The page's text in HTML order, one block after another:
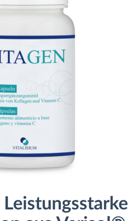
Leistungsstarke